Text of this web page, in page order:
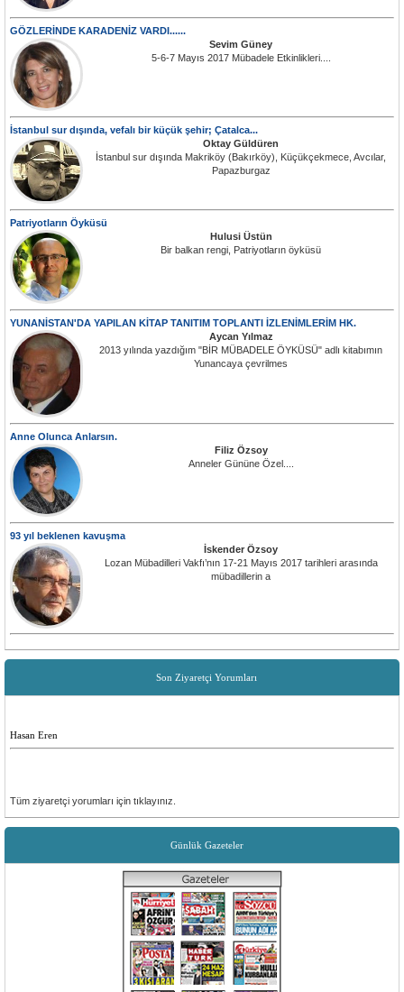
GÖZLERİNDE KARADENİZ VARDI......
Sevim Güney
5-6-7 Mayıs 2017 Mübadele Etkinlikleri....
İstanbul sur dışında, vefalı bir küçük şehir; Çatalca...
Oktay Güldüren
İstanbul sur dışında Makriköy (Bakırköy), Küçükçekmece, Avcılar,
Papazburgaz
Patriyotların Öyküsü
Hulusi Üstün
Bir balkan rengi, Patriyotların öyküsü
YUNANİSTAN'DA YAPILAN KİTAP TANITIM TOPLANTI İZLENİMLERİM HK.
Aycan Yılmaz
2013 yılında yazdığım "BİR MÜBADELE ÖYKÜSÜ" adlı kitabımın
Yunancaya çevrilmes
Anne Olunca Anlarsın.
Filiz Özsoy
Anneler Gününe Özel....
93 yıl beklenen kavuşma
İskender Özsoy
Lozan Mübadilleri Vakfı’nın 17-21 Mayıs 2017 tarihleri arasında
mübadillerin a
Son Ziyaretçi Yorumları
Hasan Eren
Tüm ziyaretçi yorumları için tıklayınız.
Günlük Gazeteler